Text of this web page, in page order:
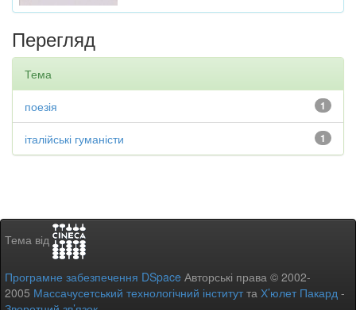
Перегляд
Тема
1
поезія
1
італійські гуманісти
Тема від
Програмне забезпечення DSpace Авторські права © 2002-
2005 Массачусетський технологічний інститутта Х’юлет Пакард -